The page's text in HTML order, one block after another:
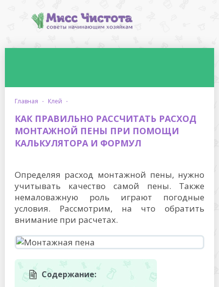
главная · клей ·
КАК ПРАВИЛЬНО РАССЧИТАТЬ РАСХОД
МОНТАЖНОЙ ПЕНЫ ПРИ ПОМОЩИ
КАЛЬКУЛЯТОРА И ФОРМУЛ
Определяя расход монтажной пены, нужно
учитывать качество самой пены. Также
немаловажную роль играют погодные
условия. Рассмотрим, на что обратить
внимание при расчетах.
Содержание: